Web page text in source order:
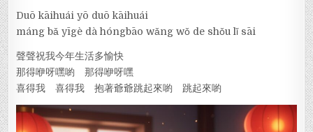
Duō kāihuái yō duō kāihuái
máng bǎ yīgè dà hóngbāo wǎng wǒ de shǒu lǐ sāi
聲聲祝我今年生活多愉快
那得咿呀嘿喲 那得咿呀嘿
喜得我 喜得我 抱著爺爺跳起來喲 跳起來喲